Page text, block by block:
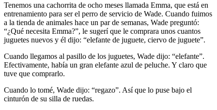
Tenemos una cachorrita de ocho meses llamada Emma, que está en
entrenamiento para ser el perro de servicio de Wade. Cuando fuimos
a la tienda de animales hace un par de semanas, Wade preguntó:
“¿Qué necesita Emma?”, le sugerí que le comprara unos cuantos
juguetes nuevos y él dijo: “elefante de juguete, ciervo de juguete”.
Cuando llegamos al pasillo de los juguetes, Wade dijo: “elefante”.
Efectivamente, había un gran elefante azul de peluche. Y claro que
tuve que comprarlo.
Cuando lo tomé, Wade dijo: “regazo”. Así que lo puse bajo el
cinturón de su silla de ruedas.